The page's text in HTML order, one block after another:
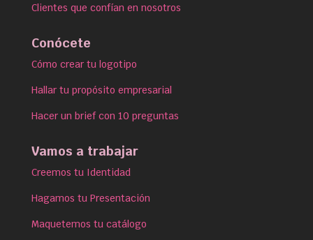
Clientes que confían en nosotros
Conócete
Cómo crear tu logotipo
Hallar tu propósito empresarial
Hacer un brief con 10 preguntas
Vamos a trabajar
Creemos tu Identidad
Hagamos tu Presentación
Maquetemos tu catálogo